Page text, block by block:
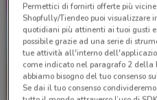
Permettici di fornirti offerte più
Shopfully/Tiendeo puoi visualizzare
quotidiani più attinenti ai tuoi gusti
possibile grazie ad una serie di
tue attività all'interno
come indicato nel paragrafo 2 della
abbiamo bisogno del tuo consenso
Se dai il tuo consenso